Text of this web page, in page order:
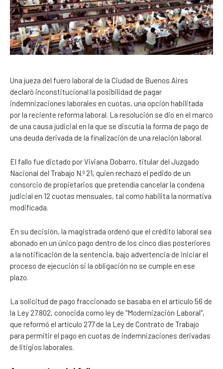
Una jueza del fuero laboral de la Ciudad de Buenos Aires
declaró inconstitucional la posibilidad de pagar
indemnizaciones laborales en cuotas, una opción habilitada
por la reciente reforma laboral. La resolución se dio en el marco
de una causa judicial en la que se discutía la forma de pago de
una deuda derivada de la finalización de una relación laboral.
El fallo fue dictado por Viviana Dobarro, titular del Juzgado
Nacional del Trabajo N.º 21, quien rechazó el pedido de un
consorcio de propietarios que pretendía cancelar la condena
judicial en 12 cuotas mensuales, tal como habilita la normativa
modificada.
En su decisión, la magistrada ordenó que el crédito laboral sea
abonado en un único pago dentro de los cinco días posteriores
a la notificación de la sentencia, bajo advertencia de iniciar el
proceso de ejecución si la obligación no se cumple en ese
plazo.
La solicitud de pago fraccionado se basaba en el artículo 56 de
la Ley 27.802, conocida como ley de "Modernización Laboral",
que reformó el artículo 277 de la Ley de Contrato de Trabajo
para permitir el pago en cuotas de indemnizaciones derivadas
de litigios laborales.